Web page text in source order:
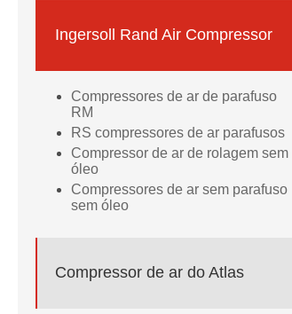
Ingersoll Rand Air Compressor
Compressores de ar de parafuso
RM
RS compressores de ar parafusos
Compressor de ar de rolagem sem
óleo
Compressores de ar sem parafuso
sem óleo
Compressor de ar do Atlas